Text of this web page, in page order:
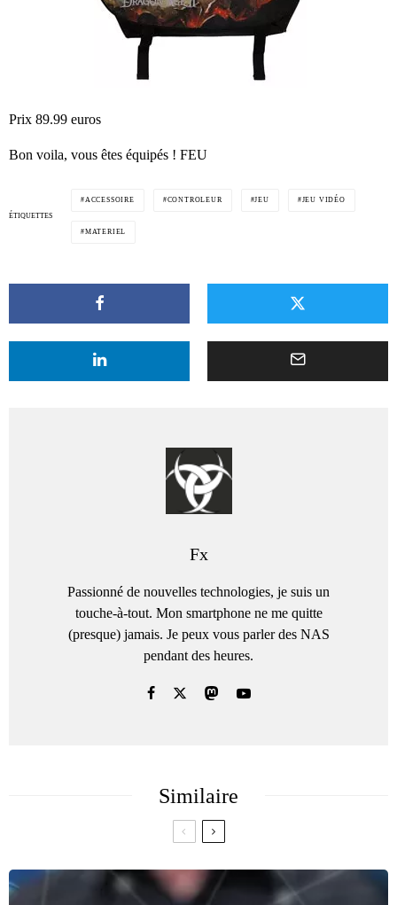
Prix 89.99 euros
Bon voila, vous êtes équipés ! FEU
ÉTIQUETTES
ACCESSOIRE CONTROLEUR JEU JEU VIDÉO
MATERIEL
Fx
Passionné de nouvelles technologies, je suis un
touche-à-tout. Mon smartphone ne me quitte
(presque) jamais. Je peux vous parler des NAS
pendant des heures.
Similaire